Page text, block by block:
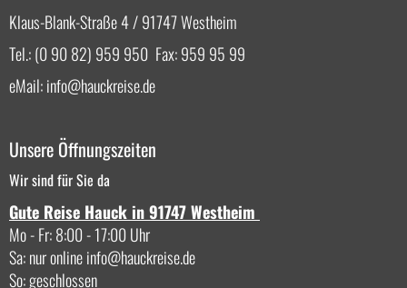
Klaus-Blank-Straße 4 / 91747 Westheim
Tel.: (0 90 82) 959 950 Fax: 959 95 99
eMail:info hauckreise.de
Unsere Öffnungszeiten
Wir sind für Sie da
Gute Reise Hauck in 91747 Westheim
Mo - Fr: 8:00 - 17:00 Uhr
Sa: nur onlineinfo
hauckreise.de
So: geschlossen